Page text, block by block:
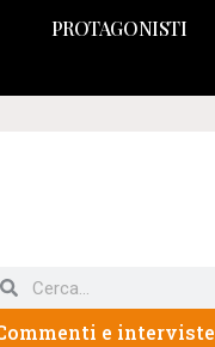
PROTAGONISTI
e interviste